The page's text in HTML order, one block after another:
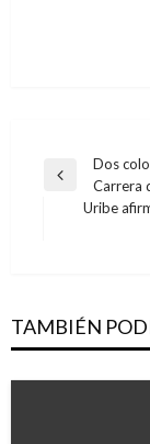
Entrada
anterior
Dos
Carrera
Uribe
TAMBIÉN